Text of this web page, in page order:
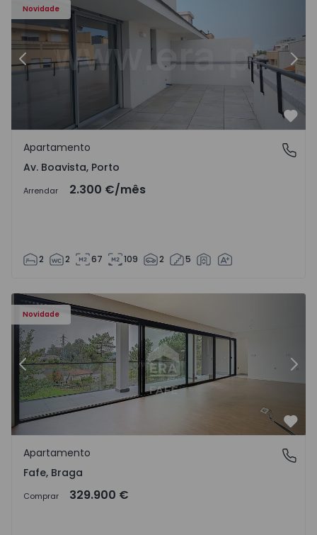
Novidade
Anterior
Av. Boavista, Porto
Apartamento
Av. Boavista, Porto
Arrendar 2.300 €/mês
2 2 67 109 2 5
Novidade
Anterior
Fafe, Braga
Apartamento
Fafe, Braga
Comprar 329.900 €